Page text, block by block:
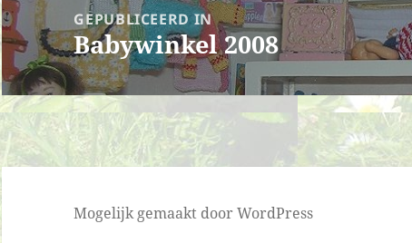
navigatieGEPUBLICEERD IN
Babywinkel 2008
Mogelijk gemaakt door WordPress